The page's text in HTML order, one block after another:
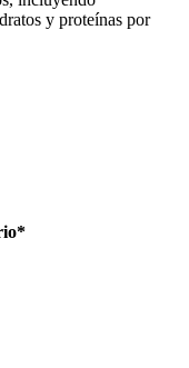
y proteínas por
*